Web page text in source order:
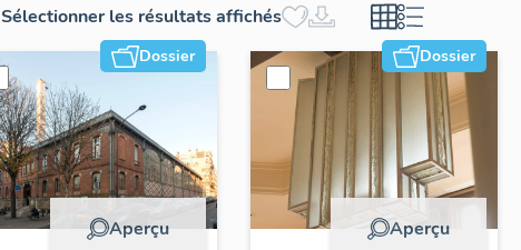
Sélectionner les résultats affichés
Dossier
Aperçu
Dossier
Aperçu